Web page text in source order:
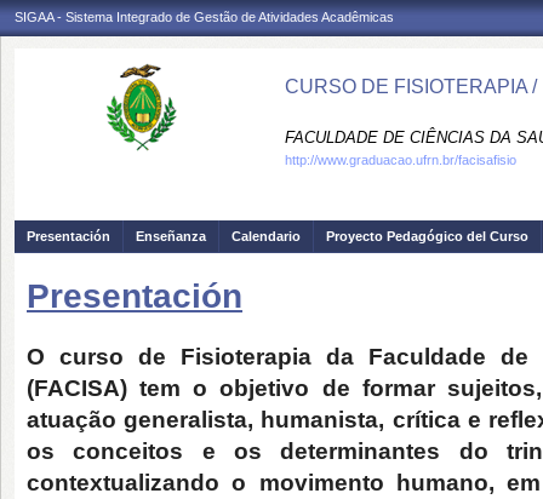
SIGAA - Sistema Integrado de Gestão de Atividades Acadêmicas
CURSO DE FISIOTERAPIA /
FACULDADE DE CIÊNCIAS DA
http://www.graduacao.ufrn.br/facisafisio
Presentación Enseñanza Calendario Proyecto Pedagógico del Curso
Presentación
O curso de Fisioterapia da Faculdade
(FACISA) tem o objetivo de formar
atuação generalista, humanista, crítica e
os conceitos e os determinantes do
contextualizando o movimento humano,